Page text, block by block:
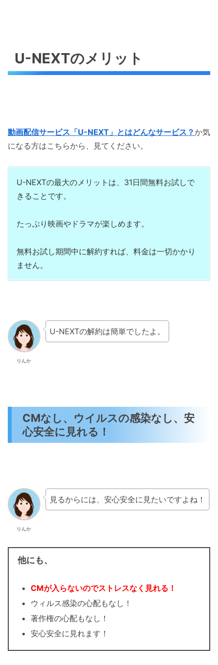
U-NEXTのメリット
動画配信サービス「U-NEXT」とはどんなサービス？か気
になる方はこちらから、見てください。
U-NEXTの最大のメリットは、31日間無料お試しで
きることです。
たっぷり映画やドラマが楽しめます。
無料お試し期間中に解約すれば、料金は一切かかり
ません。
りんか
U-NEXTの解約は簡単でしたよ。
CMなし、ウイルスの感染なし、安
心安全に見れる！
りんか
見るからには、安心安全に見たいですよね！
他にも、
CMが入らないのでストレスなく見れる！
ウィルス感染の心配もなし！
著作権の心配もなし！
安心安全に見れます！